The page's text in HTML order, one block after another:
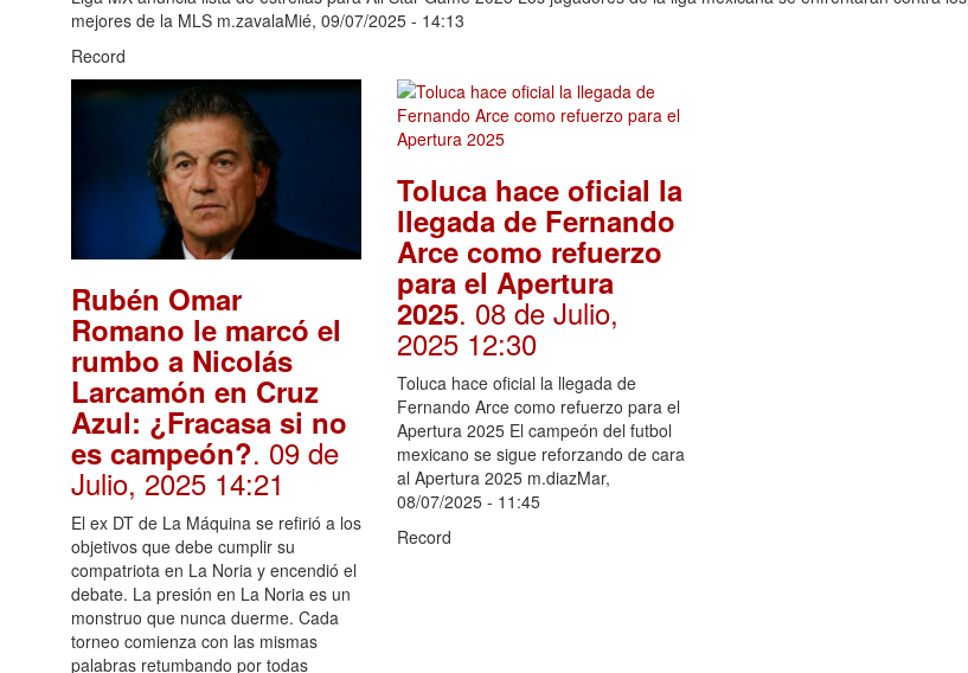
mejores de la MLS m.zavalaMié, 09/07/2025 - 14:13
Record
Rubén Omar
Romano le marcó el
rumbo a Nicolás
Larcamón en Cruz
Azul: ¿Fracasa si no
es campeón?. 09 de
Julio, 2025 14:21
El ex DT de La Máquina se refirió a los
objetivos que debe cumplir su
compatriota en La Noria y encendió el
debate. La presión en La Noria es un
monstruo que nunca duerme. Cada
torneo comienza con las mismas
palabras retumbando por todas
Toluca hace oficial la
llegada de Fernando
Arce como refuerzo
para el Apertura
2025. 08 de Julio,
2025 12:30
Toluca hace oficial la llegada de
Fernando Arce como refuerzo para el
Apertura 2025 El campeón del futbol
mexicano se sigue reforzando de cara
al Apertura 2025 m.diazMar,
08/07/2025 - 11:45
Record